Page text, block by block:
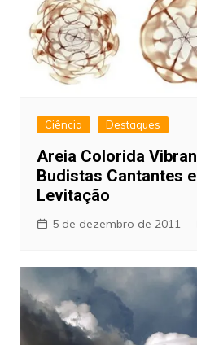
Ciência Destaques
Areia Colorida
Budistas Cantantes
Levitação
5 de dezembro de 2011